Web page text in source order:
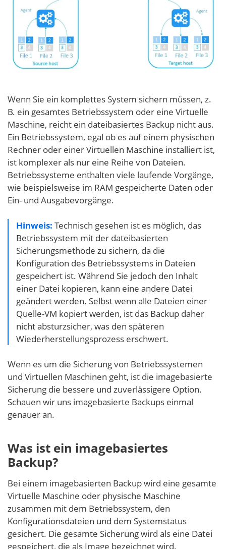
Wenn Sie ein komplettes System sichern müssen, z.
B. ein gesamtes Betriebssystem oder eine Virtuelle
Maschine, reicht ein dateibasiertes Backup nicht aus.
Ein Betriebssystem, egal ob es auf einem physischen
Rechner oder einer Virtuellen Maschine installiert ist,
ist komplexer als nur eine Reihe von Dateien.
Betriebssysteme enthalten viele laufende Vorgänge,
wie beispielsweise im RAM gespeicherte Daten oder
Ein- und Ausgabevorgänge.
Hinweis: Technisch gesehen ist es möglich, das
Betriebssystem mit der dateibasierten
Sicherungsmethode zu sichern, da die
Konfiguration des Betriebssystems in Dateien
gespeichert ist. Während Sie jedoch den Inhalt
einer Datei kopieren, kann eine andere Datei
geändert werden. Selbst wenn alle Dateien einer
Quelle-VM kopiert werden, ist das Backup daher
nicht absturzsicher, was den späteren
Wiederherstellungsprozess erschwert.
Wenn es um die Sicherung von Betriebssystemen
und Virtuellen Maschinen geht, ist die imagebasierte
Sicherung die bessere und zuverlässigere Option.
Schauen wir uns imagebasierte Backups einmal
genauer an.
Was ist ein imagebasiertes
Backup?
Bei einem imagebasierten Backup wird eine gesamte
Virtuelle Maschine oder physische Maschine
zusammen mit dem Betriebssystem, den
Konfigurationsdateien und dem Systemstatus
gesichert. Die gesamte Sicherung wird als eine Datei
gespeichert, die als Image bezeichnet wird.